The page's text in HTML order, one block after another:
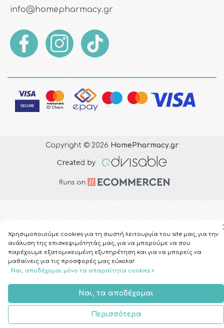
info@homepharmacy.gr
Copyright © 2026 HomePharmacy.gr
Χρησιμοποιούμε cookies για τη σωστή λειτουργία του site μας, για την
ανάλυση της επισκεψιμότητάς μας, για να μπορούμε να σου
παρέχουμε εξατομικευμένη εξυπηρέτηση και για να μπορείς να
μαθαίνεις για τις προσφορές μας εύκολα!
Ναι, αποδέχομαι μόνο τα απαραίτητα cookies >
Ναι, τα αποδέχομαι
Περισσότερα